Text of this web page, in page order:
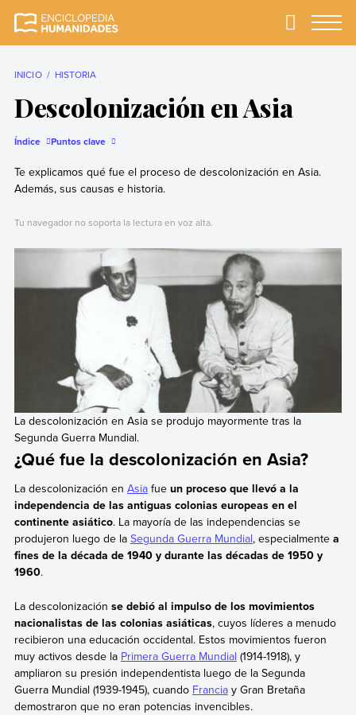
completa y más
Primary
INICIO HISTORIA
Descolonización en Asia
Índice Puntos clave
Te explicamos qué fue el proceso de descolonización en Asia.
Además, sus causas e historia.
Tu navegador no soporta la lectura en voz alta.
La descolonización en Asia se produjo mayormente tras la
Segunda Guerra Mundial.
¿Qué fue la descolonización en Asia?
La descolonización en Asiafueun proceso que llevó a la
independencia de las antiguas colonias europeas en el
continente asiático. La mayoría de las independencias se
produjeron luego de la Segunda Guerra Mundial, especialmentea
fines de la década de 1940 y durante las décadas de 1950 y
1960.
La descolonización se debió al impulso de los movimientos
nacionalistas de las colonias asiáticas, cuyos líderes a menudo
recibieron una educación occidental. Estos movimientos fueron
muy activos desde la Primera Guerra Mundial (1914-1918), y
ampliaron su presión independentista luego de la Segunda
Guerra Mundial (1939-1945), cuando Franciay Gran Bretaña
demostraron que no eran potencias invencibles.